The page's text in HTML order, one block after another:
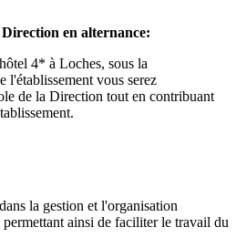
en alternance:
4* à Loches, sous la
l'établissement vous serez
de la Direction tout en contribuant
la gestion et l'organisation
ainsi de faciliter le travail du